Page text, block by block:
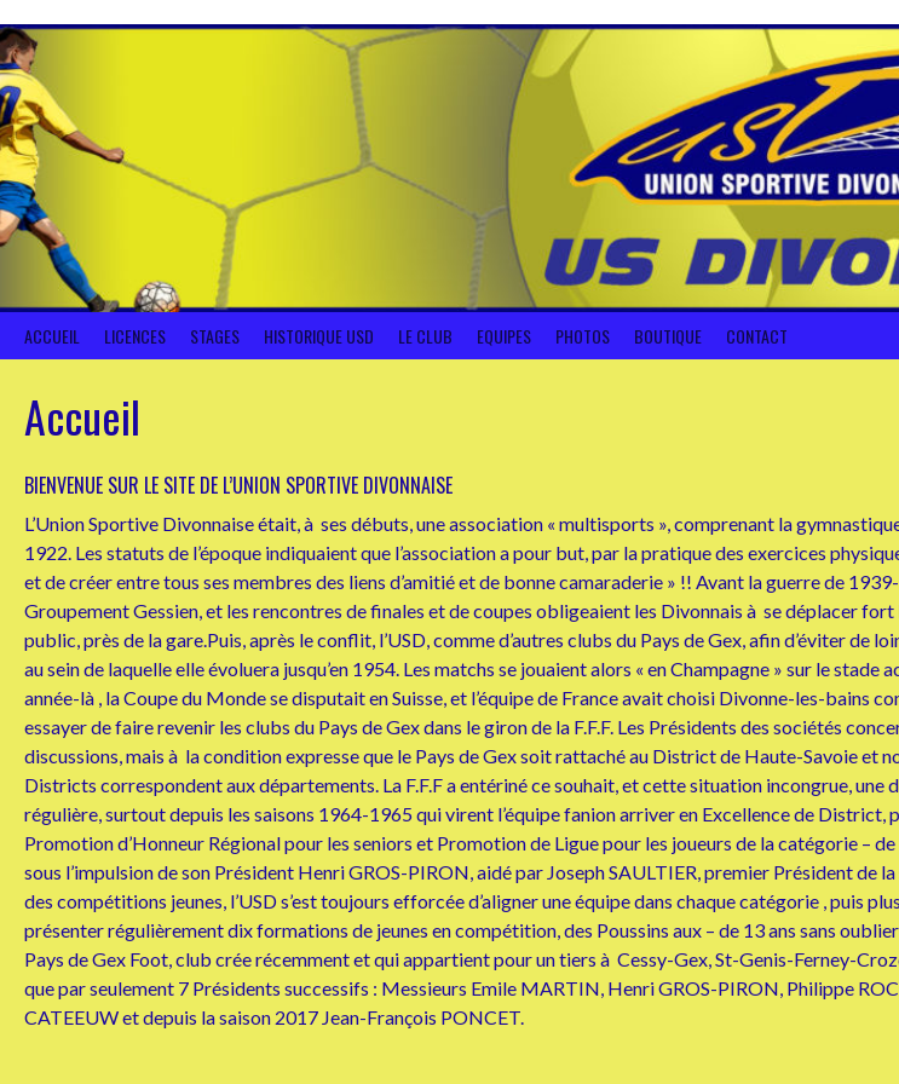
au
contenu
ACCUEIL LICENCES STAGES HISTORIQUE USD LE CLUB EQUIPES PHOTOS BOUTIQUE CONTACT
Accueil
BIENVENUE SUR LE SITE DE L’UNION SPORTIVE DIVONNAISE
L’Union Sportive Divonnaise était, à ses débuts, une association « multisports », comprenant la
1922. Les statuts de l’époque indiquaient que l’association a pour but, par la pratique des exercices
et de créer entre tous ses membres des liens d’amitié et de bonne camaraderie » !! Avant la guerre de
Groupement Gessien, et les rencontres de finales et de coupes obligeaient les Divonnais à se déplacer
public, près de la gare.Puis, après le conflit, l’USD, comme d’autres clubs du Pays de Gex, afin d’éviter
au sein de laquelle elle évoluera jusqu’en 1954. Les matchs se jouaient alors « en Champagne » sur le
année-là , la Coupe du Monde se disputait en Suisse, et l’équipe de France avait choisi Divonne-les-bains
essayer de faire revenir les clubs du Pays de Gex dans le giron de la F.F.F. Les Présidents des sociétés
discussions, mais à la condition expresse que le Pays de Gex soit rattaché au District de Haute-Savoie et
Districts correspondent aux départements. La F.F.F a entériné ce souhait, et cette situation incongrue, une
régulière, surtout depuis les saisons 1964-1965 qui virent l’équipe fanion arriver en Excellence de
Promotion d’Honneur Régional pour les seniors et Promotion de Ligue pour les joueurs de la catégorie –
sous l’impulsion de son Président Henri GROS-PIRON, aidé par Joseph SAULTIER, premier Président de
des compétitions jeunes, l’USD s’est toujours efforcée d’aligner une équipe dans chaque catégorie , puis
présenter régulièrement dix formations de jeunes en compétition, des Poussins aux – de 13 ans sans
Pays de Gex Foot, club crée récemment et qui appartient pour un tiers à Cessy-Gex, St-Genis-Ferney-
que par seulement 7 Présidents successifs : Messieurs Emile MARTIN, Henri GROS-PIRON, Philippe
CATEEUW et depuis la saison 2017 Jean-François PONCET.